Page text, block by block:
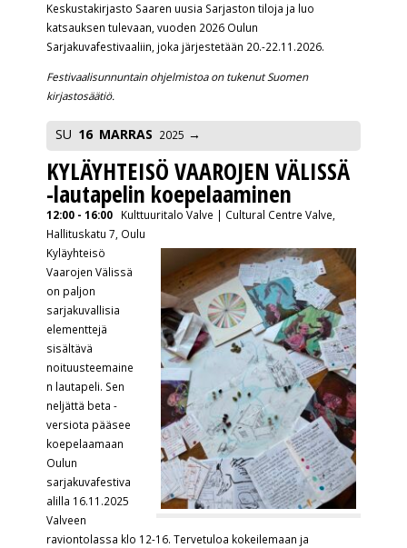
Keskustakirjasto Saaren uusia Sarjaston tiloja ja luo
katsauksen tulevaan, vuoden 2026 Oulun
Sarjakuvafestivaaliin, joka järjestetään 20.-22.11.2026.
Festivaalisunnuntain ohjelmistoa on tukenut Suomen
kirjastosäätiö.
SU 16 MARRAS 2025
KYLÄYHTEISÖ VAAROJEN VÄLISSÄ
-lautapelin koepelaaminen
12:00 - 16:00
Kulttuuritalo Valve | Cultural Centre Valve,
Hallituskatu 7, Oulu
Kyläyhteisö
Vaarojen Välissä
on paljon
sarjakuvallisia
elementtejä
sisältävä
noituusteemaine
n lautapeli. Sen
neljättä beta -
versiota pääsee
koepelaamaan
Oulun
sarjakuvafestiva
alilla 16.11.2025
Valveen
raviontolassa klo 12-16. Tervetuloa kokeilemaan ja